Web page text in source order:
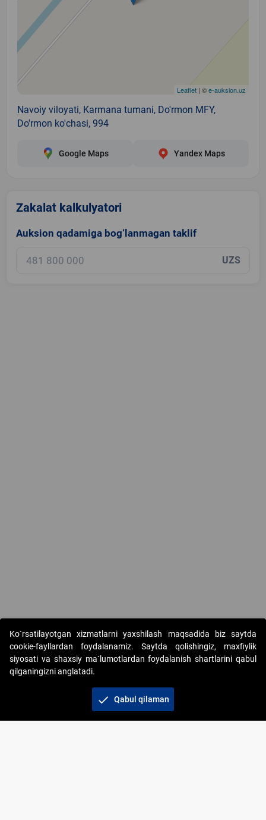
Leaflet | ©e-auksion.uz
Navoiy viloyati, Karmana tumani, Do'rmon MFY,
Do'rmon ko'chasi, 994
Google Maps Yandex Maps
Zakalat kalkulyatori
Auksion qadamiga bog‘lanmagan taklif
UZS
Copyright © 2017-2026. "Elektron onlayn-auksionlarni
tashkil etish" AJ. Barcha huquqlar himoyalangan
Ko`rsatilayotgan xizmatlarni yaxshilash maqsadida biz saytda
cookie-fayllardan foydalanamiz. Saytda qolishingiz, maxfiylik
siyosati va shaxsiy ma`lumotlardan foydalanish shartlarini qabul
qilganingizni anglatadi.
check Qabul qilaman